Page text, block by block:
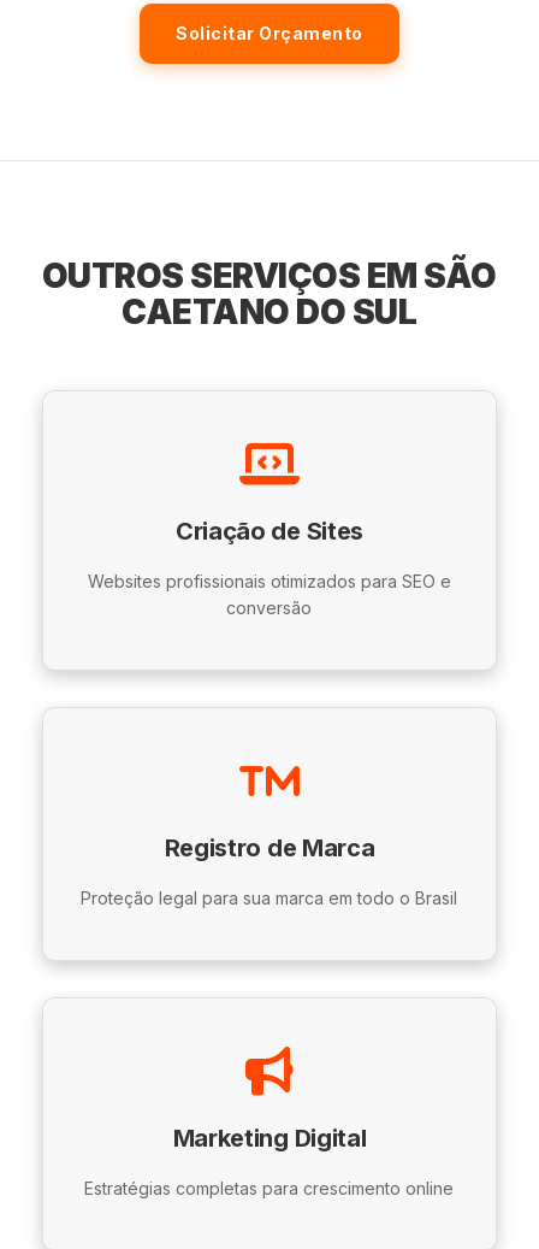
Solicitar Orçamento
OUTROS SERVIÇOS EM SÃO
CAETANO DO SUL
Criação de Sites
Websites profissionais otimizados para SEO e
conversão
Registro de Marca
Proteção legal para sua marca em todo o Brasil
Marketing Digital
Estratégias completas para crescimento online